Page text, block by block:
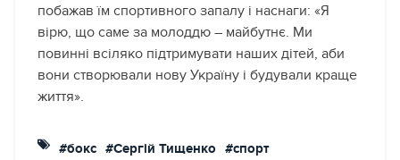
побажав їм спортивного запалу і наснаги: «Я
вірю, що саме за молоддю – майбутнє. Ми
повинні всіляко підтримувати наших дітей, аби
вони створювали нову Україну і будували краще
життя».
#бокс #Сергій Тищенко #спорт